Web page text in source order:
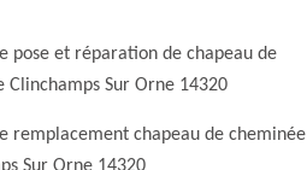
pose et réparation de chapeau de
Clinchamps Sur Orne 14320
remplacement chapeau de cheminée